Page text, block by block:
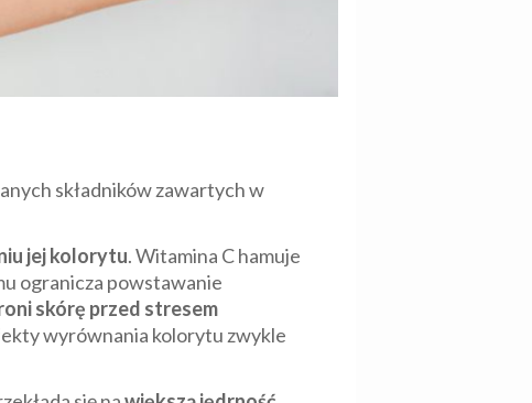
składników zawartych w
jej kolorytu. Witamina C hamuje
ogranicza powstawanie
skórę przed stresem
wyrównania kolorytu zwykle